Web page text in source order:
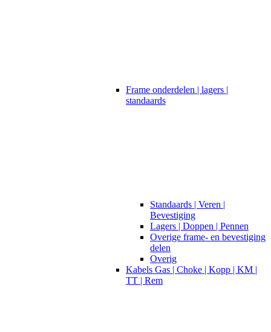
Frame onderdelen | lagers |
standaards
Standaards | Veren |
Bevestiging
Lagers | Doppen | Pennen
Overige frame- en bevestiging
delen
Overig
Kabels Gas | Choke | Kopp | KM |
TT | Rem